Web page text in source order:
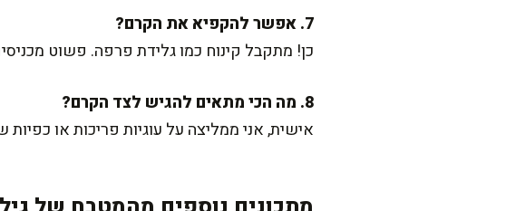
7. אפשר להקפיא את הקרם?
כן! מתקבל קינוח כמו גלידת פרפה. פשוט
8. מה הכי מתאים להגיש לצד הקרם?
אישית, אני ממליצה על עוגיות פריכות או